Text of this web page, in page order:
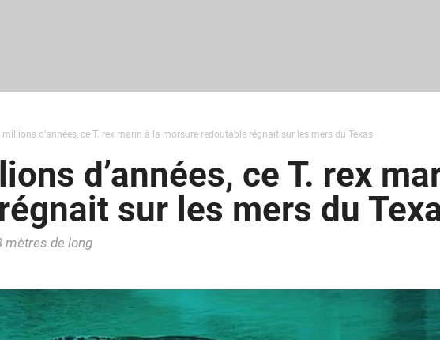
millions d’années, ce T. rex marin à la morsure redoutable régnait sur les mers du Texas
d’années, ce T. rex
sur les mers du
mètres de long